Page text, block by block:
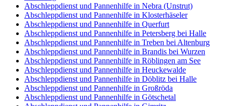
Abschleppdienst und Pannenhilfe in Nebra (Unstrut)
Abschleppdienst und Pannenhilfe in Klosterhäseler
Abschleppdienst und Pannenhilfe in Querfurt
Abschleppdienst und Pannenhilfe in Petersberg bei Halle
Abschleppdienst und Pannenhilfe in Treben bei Altenburg
Abschleppdienst und Pannenhilfe in Brandis bei Wurzen
Abschleppdienst und Pannenhilfe in Röblingen am See
Abschleppdienst und Pannenhilfe in Heuckewalde
Abschleppdienst und Pannenhilfe in Döblitz bei Halle
Abschleppdienst und Pannenhilfe in Großröda
Abschleppdienst und Pannenhilfe in Götschetal